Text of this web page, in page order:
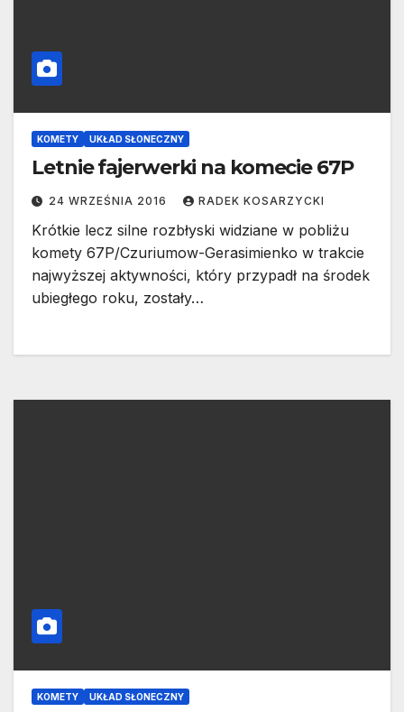
KOMETY UKŁAD SŁONECZNY
Letnie fajerwerki na komecie 67P
24 WRZEŚNIA 2016 RADEK KOSARZYCKI
Krótkie lecz silne rozbłyski widziane w pobliżu
komety 67P/Czuriumow-Gerasimienko w trakcie
najwyższej aktywności, który przypadł na środek
ubiegłego roku, zostały…
KOMETY UKŁAD SŁONECZNY